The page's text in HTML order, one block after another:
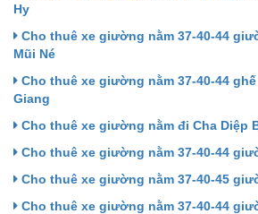
Hy
Cho thuê xe giường nằm 37-40-44
Mũi Né
Cho thuê xe giường nằm 37-40-44
Giang
Cho thuê xe giường nằm đi Cha Diệp
Cho thuê xe giường nằm 37-40-44
Cho thuê xe giường nằm 37-40-45
Cho thuê xe giường nằm 37-40-44